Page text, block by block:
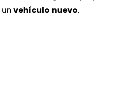
vehículo nuevo.